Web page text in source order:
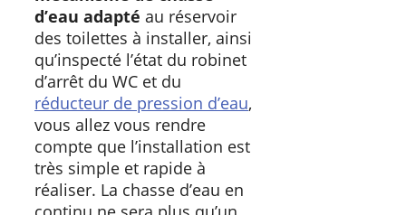
d’eau adapté au réservoir
des toilettes à installer, ainsi
qu’inspecté l’état du robinet
d’arrêt du WC et du
réducteur de pression d’eau,
vous allez vous rendre
compte que l’installation est
très simple et rapide à
réaliser. La chasse d’eau en